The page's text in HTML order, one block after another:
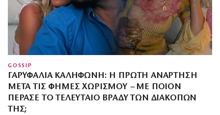
GOSSIP
ΓΑΡΥΦΑΛΙΆ ΚΑΛΗΦΏΝΗ: Η ΠΡΏΤΗ ΑΝΆΡΤΗΣΗ
ΜΕΤΆ ΤΙΣ ΦΉΜΕΣ ΧΩΡΙΣΜΟΎ – ΜΕ ΠΟΙΟΝ
ΠΈΡΑΣΕ ΤΟ ΤΕΛΕΥΤΑΊΟ ΒΡΆΔΥ ΤΩΝ ΔΙΑΚΟΠΏΝ
ΤΗΣ;